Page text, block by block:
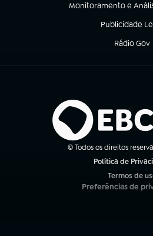
Monitoramento e
(abre em nova aba)
Publicidade
(abre em nova
Rádio Gov
(abre em
© Todos os direitos
Política de
Termos de
(abre em
Preferências de